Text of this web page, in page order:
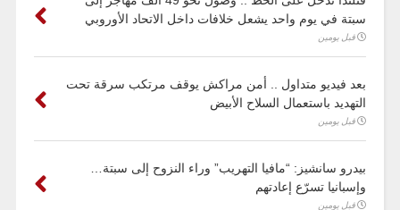
سبتة في يوم واحد يشعل خلافات داخل الاتحاد الأوروبي
قبل يومين
بعد فيديو متداول .. أمن مراكش يوقف مرتكب سرقة تحت
التهديد باستعمال السلاح الأبيض
قبل يومين
بيدرو سانشيز: “مافيا التهريب” وراء النزوح إلى سبتة…
وإسبانيا تسرّع إعادتهم
قبل يومين